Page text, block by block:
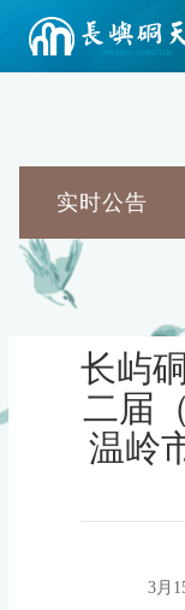
实时公告
长屿
二届
温岭
3月